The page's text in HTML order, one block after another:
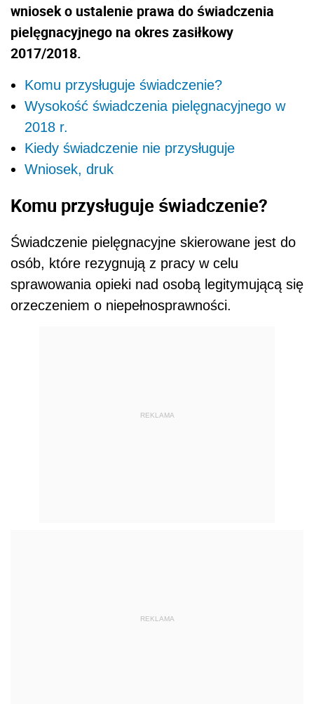
wniosek o ustalenie prawa do świadczenia
pielęgnacyjnego na okres zasiłkowy
2017/2018.
Komu przysługuje świadczenie?
Wysokość świadczenia pielęgnacyjnego w
2018 r.
Kiedy świadczenie nie przysługuje
Wniosek, druk
Komu przysługuje świadczenie?
Świadczenie pielęgnacyjne skierowane jest do
osób, które rezygnują z pracy w celu
sprawowania opieki nad osobą legitymującą się
orzeczeniem o niepełnosprawności.
REKLAMA
REKLAMA